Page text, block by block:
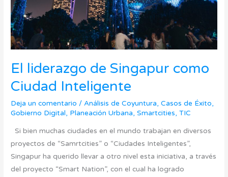
El liderazgo de Singapur como
Ciudad Inteligente
Deja un comentario /Análisis de Coyuntura,Casos de Éxito,
Gobierno Digital, Planeación Urbana,Smartcities,TIC
Si bien muchas ciudades en el mundo trabajan en diversos
proyectos de “Samrtcities” o “Ciudades Inteligentes”,
Singapur ha querido llevar a otro nivel esta iniciativa, a través
del proyecto “Smart Nation”, con el cual ha logrado